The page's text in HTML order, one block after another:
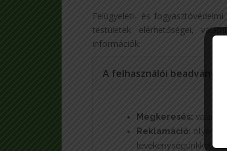
Felügyeleti- és
testületek elérhetőségei,
információk:
A felhasználói
Megkeresés:
Reklamáció: olyan
tevékenységünkkel